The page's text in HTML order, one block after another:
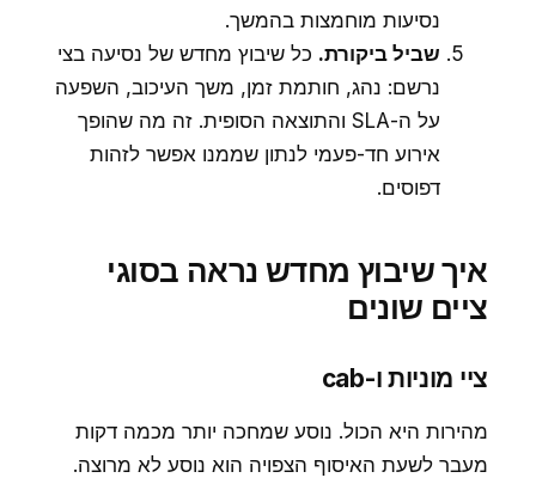
נסיעות מוחמצות בהמשך.
שביל ביקורת. כל שיבוץ מחדש של נסיעה בצי
נרשם: נהג, חותמת זמן, משך העיכוב, השפעה
על ה-SLA והתוצאה הסופית. זה מה שהופך
אירוע חד-פעמי לנתון שממנו אפשר לזהות
דפוסים.
איך שיבוץ מחדש נראה בסוגי
ציים שונים
ציי מוניות ו-cab
מהירות היא הכול. נוסע שמחכה יותר מכמה דקות
מעבר לשעת האיסוף הצפויה הוא נוסע לא מרוצה.